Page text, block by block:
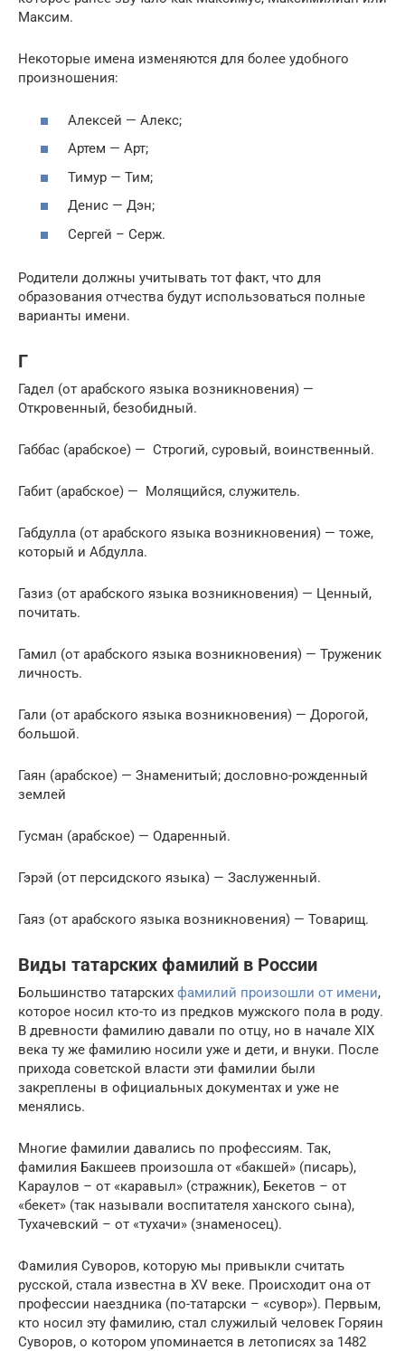
Максим.
Некоторые имена изменяются для более удобного
произношения:
Алексей — Алекс;
Артем — Арт;
Тимур — Тим;
Денис — Дэн;
Сергей – Серж.
Родители должны учитывать тот факт, что для
образования отчества будут использоваться полные
варианты имени.
Г
Гадел (от арабского языка возникновения) —
Откровенный, безобидный.
Габбас (арабское) — Строгий, суровый, воинственный.
Габит (арабское) — Молящийся, служитель.
Габдулла (от арабского языка возникновения) — тоже,
который и Абдулла.
Газиз (от арабского языка возникновения) — Ценный,
почитать.
Гамил (от арабского языка возникновения) — Труженик
личность.
Гали (от арабского языка возникновения) — Дорогой,
большой.
Гаян (арабское) — Знаменитый; дословно-рожденный
землей
Гусман (арабское) — Одаренный.
Гэрэй (от персидского языка) — Заслуженный.
Гаяз (от арабского языка возникновения) — Товарищ.
Виды татарских фамилий в России
Большинство татарских фамилий произошли от имени,
которое носил кто-то из предков мужского пола в роду.
В древности фамилию давали по отцу, но в начале XIX
века ту же фамилию носили уже и дети, и внуки. После
прихода советской власти эти фамилии были
закреплены в официальных документах и уже не
менялись.
Многие фамилии давались по профессиям. Так,
фамилия Бакшеев произошла от «бакшей» (писарь),
Караулов – от «каравыл» (стражник), Бекетов – от
«бекет» (так называли воспитателя ханского сына),
Тухачевский – от «тухачи» (знаменосец).
Фамилия Суворов, которую мы привыкли считать
русской, стала известна в XV веке. Происходит она от
профессии наездника (по-татарски – «сувор»). Первым,
кто носил эту фамилию, стал служилый человек Горяин
Суворов, о котором упоминается в летописях за 1482